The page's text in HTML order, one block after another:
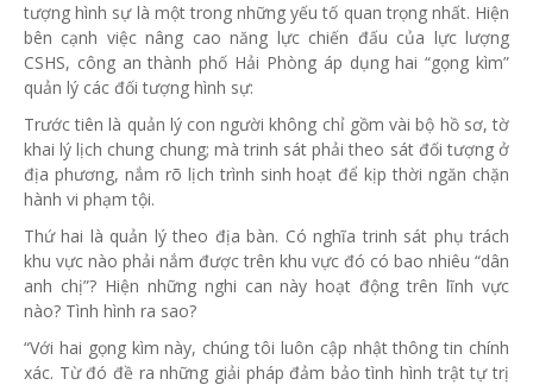
tượng hình sự là một trong những yếu tố quan trọng nhất. Hiện
bên cạnh việc nâng cao năng lực chiến đấu của lực lượng
CSHS, công an thành phố Hải Phòng áp dụng hai “gọng kìm”
quản lý các đối tượng hình sự:
Trước tiên là quản lý con người không chỉ gồm vài bộ hồ sơ, tờ
khai lý lịch chung chung; mà trinh sát phải theo sát đối tượng ở
địa phương, nắm rõ lịch trình sinh hoạt để kịp thời ngăn chặn
hành vi phạm tội.
Thứ hai là quản lý theo địa bàn. Có nghĩa trinh sát phụ trách
khu vực nào phải nắm được trên khu vực đó có bao nhiêu “dân
anh chị”? Hiện những nghi can này hoạt động trên lĩnh vực
nào? Tình hình ra sao?
“Với hai gọng kìm này, chúng tôi luôn cập nhật thông tin chính
xác. Từ đó đề ra những giải pháp đảm bảo tình hình trật tự trị